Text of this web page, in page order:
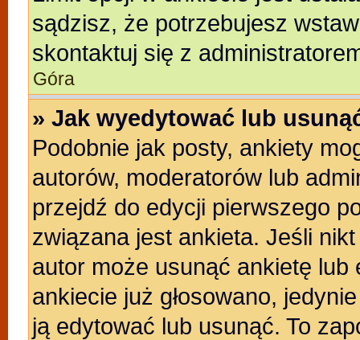
sądzisz, że potrzebujesz
skontaktuj się z
Góra
» Jak wyedytować lub
Podobnie jak posty, ankiety
autorów, moderatorów lub
przejdź do edycji pierwszego
związana jest ankieta. Jeśli
autor może usunąć ankietę
ankiecie już głosowano,
ją edytować lub usunąć. To